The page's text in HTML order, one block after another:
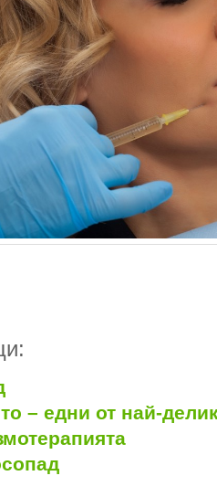
– едни от най-